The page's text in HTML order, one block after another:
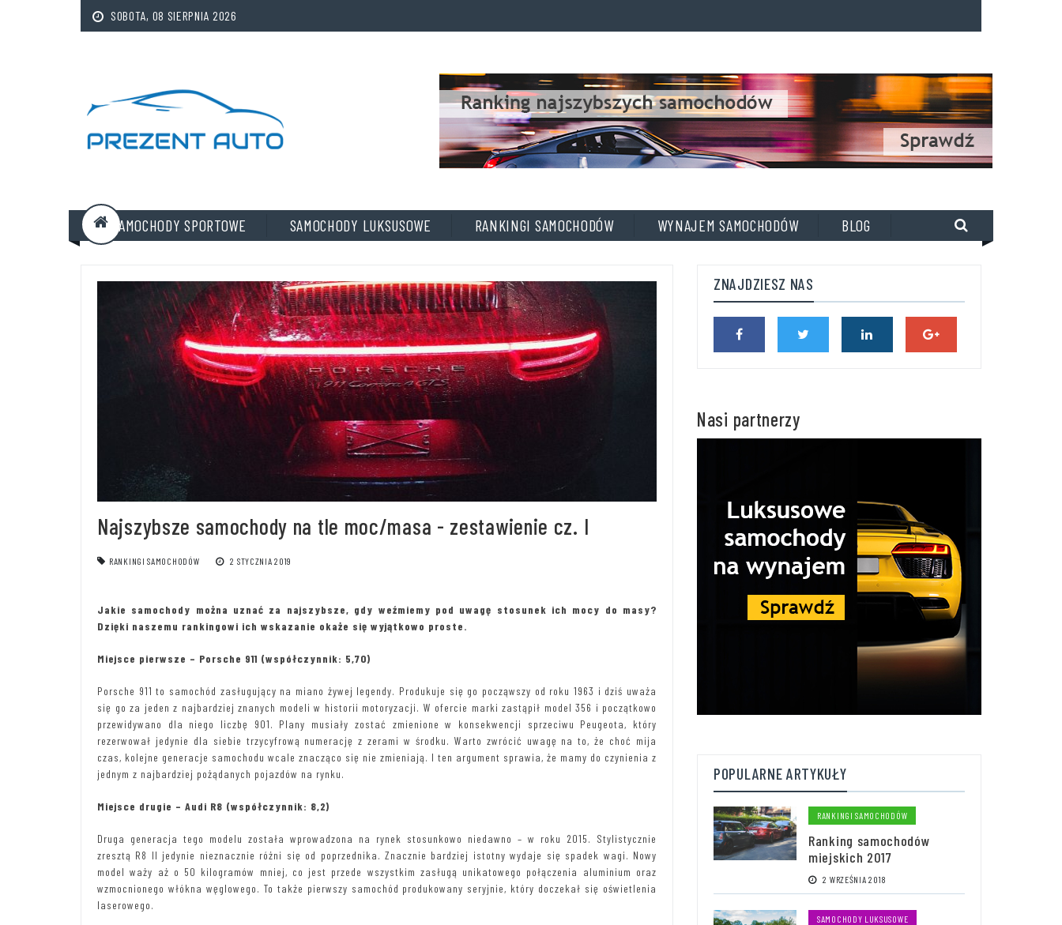
SOBOTA, 08 SIERPNIA 2026
A
D
D
T
I
T
SAMOCHODY SPORTOWE
SAMOCHODY LUKSUSOWE RANKINGI SAMOCHODÓW WYNAJEM SAMOCHODÓW BLOG
Najszybsze samochody na tle moc/masa - zestawienie cz. I
RANKINGI SAMOCHODÓW 2 STYCZNIA 2019
Jakie samochody można uznać za najszybsze, gdy weźmiemy pod uwagę stosunek ich mocy do masy?
Dzięki naszemu rankingowi ich wskazanie okaże się wyjątkowo proste.
Miejsce pierwsze – Porsche 911 (współczynnik: 5,70)
Porsche 911 to samochód zasługujący na miano żywej legendy. Produkuje się go począwszy od roku 1963 i dziś uważa
się go za jeden z najbardziej znanych modeli w historii motoryzacji. W ofercie marki zastąpił model 356 i początkowo
przewidywano dla niego liczbę 901. Plany musiały zostać zmienione w konsekwencji sprzeciwu Peugeota, który
rezerwował jedynie dla siebie trzycyfrową numerację z zerami w środku. Warto zwrócić uwagę na to, że choć mija
czas, kolejne generacje samochodu wcale znacząco się nie zmieniają. I ten argument sprawia, że mamy do czynienia z
jednym z najbardziej pożądanych pojazdów na rynku.
Miejsce drugie – Audi R8 (współczynnik: 8,2)
Druga generacja tego modelu została wprowadzona na rynek stosunkowo niedawno – w roku 2015. Stylistycznie
zresztą R8 II jedynie nieznacznie różni się od poprzednika. Znacznie bardziej istotny wydaje się spadek wagi. Nowy
model waży aż o 50 kilogramów mniej, co jest przede wszystkim zasługą unikatowego połączenia aluminium oraz
wzmocnionego włókna węglowego. To także pierwszy samochód produkowany seryjnie, który doczekał się oświetlenia
laserowego.
ZNAJDZIESZ NAS
Nasi partnerzy
POPULARNE ARTYKUŁY
RANKINGI SAMOCHODÓW
Ranking samochodów
miejskich 2017
2 WRZEŚNIA 2018
SAMOCHODY LUKSUSOWE